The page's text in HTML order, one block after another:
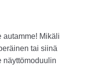
autamme! Mikäli
tai siinä
näyttömoduulin